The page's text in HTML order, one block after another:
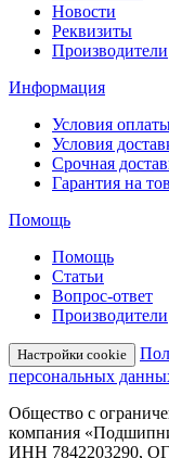
Новости
Реквизиты
Производители
Информация
Условия
Условия
Срочная
Гарантия на
Помощь
Помощь
Статьи
Вопрос-ответ
Производители
Настройки cookie
персональных
Общество с
компания
ИНН 7842203290,